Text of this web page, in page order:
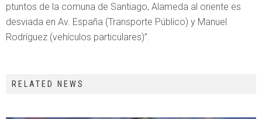
ptuntos de la comuna de Santiago, Alameda al oriente es
desviada en Av. España (Transporte Público) y Manuel
Rodríguez (vehículos particulares)”.
RELATED NEWS